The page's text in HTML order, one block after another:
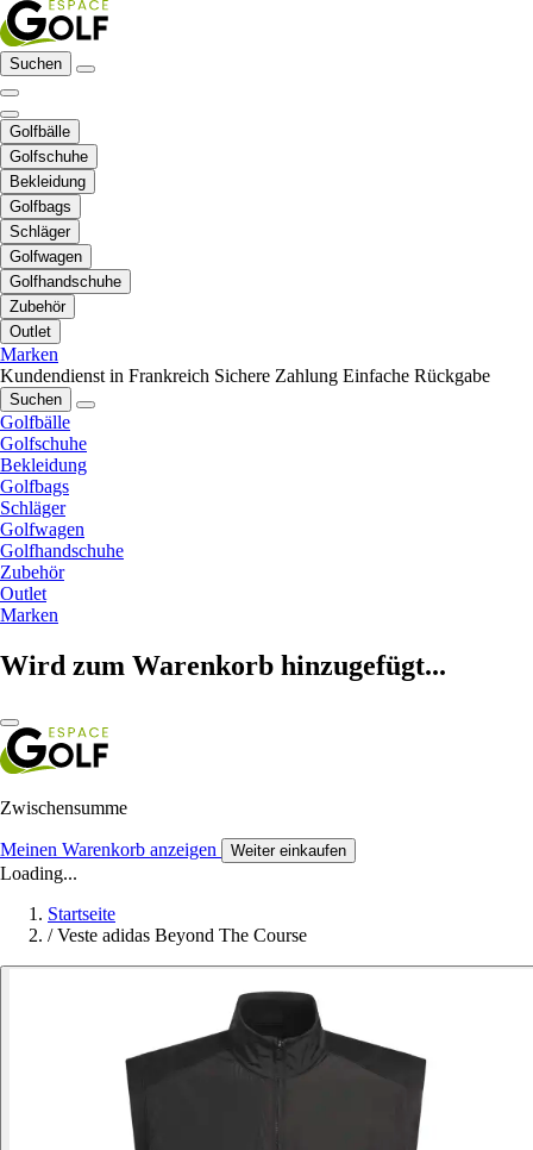
Suchen
Golfbälle
Golfschuhe
Bekleidung
Golfbags
Schläger
Golfwagen
Golfhandschuhe
Zubehör
Outlet
Marken
Kundendienst in Frankreich Sichere Zahlung Einfache Rückgabe
Suchen
Golfbälle
Golfschuhe
Bekleidung
Golfbags
Schläger
Golfwagen
Golfhandschuhe
Zubehör
Outlet
Marken
Wird zum Warenkorb hinzugefügt...
Zwischensumme
Meinen Warenkorb anzeigen Weiter einkaufen
Loading...
Startseite
/ Veste adidas Beyond The Course